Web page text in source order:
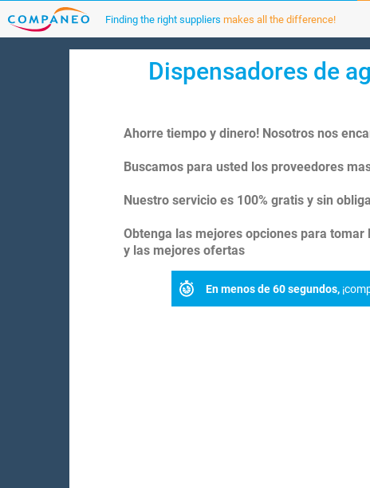
Finding the right suppliers makes all the difference!
Dispensadores de
Ahorre tiempo y dinero! Nosotros nos
Buscamos para usted los proveedores
Nuestro servicio es 100% gratis y sin
Obtenga las mejores opciones para
y las mejores ofertas
En menos de 60 segundos,